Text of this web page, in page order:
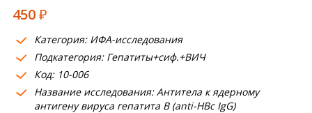
Получить результат
Пациентам
О компании
Где сдать
450₽
Категория: ИФА-исследования
Подкатегория: Гепатиты+сиф.+ВИЧ
Код: 10-006
Название исследования: Антитела к ядерному
антигену вируса гепатита В (anti-HBc IgG)